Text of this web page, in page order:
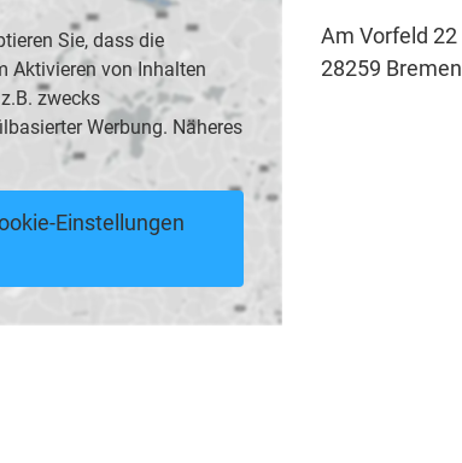
Sie, dass die
Aktivieren von Inhalten
zwecks
Werbung. Näheres
Einstellungen
Am Vorfeld 22
28259 Bremen